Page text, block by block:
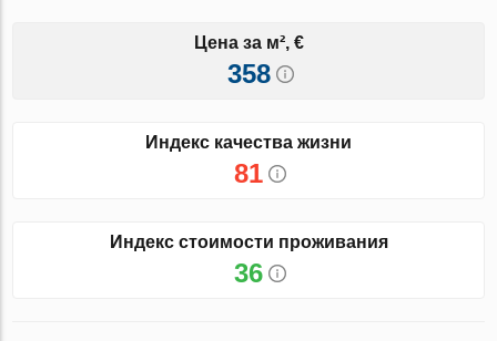
Цена за м², €
358
Индекс качества жизни
81
Индекс стоимости проживания
36